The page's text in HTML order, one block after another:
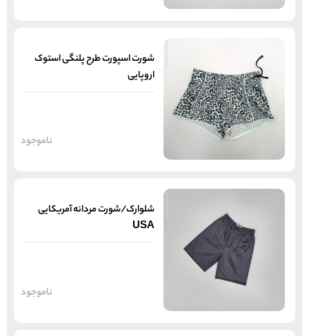
شورت اسپورت طرح پلنگی استوک
اروپایی
ناموجود
شلوارک/شورت مردانه آمریکایی
USA
ناموجود